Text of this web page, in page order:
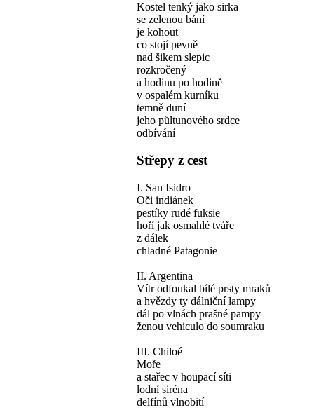
Kostel tenký jako sirka
se zelenou bání
je kohout
co stojí pevně
nad šikem slepic
rozkročený
a hodinu po hodině
v ospalém kurníku
temně duní
jeho půltunového srdce
odbívání
Střepy z cest
I. San Isidro
Oči indiánek
pestíky rudé fuksie
hoří jak osmahlé tváře
z dálek
chladné Patagonie
II. Argentina
Vítr odfoukal bílé prsty mraků
a hvězdy ty dálniční lampy
dál po vlnách prašné pampy
ženou vehiculo do soumraku
III. Chiloé
Moře
a stařec v houpací síti
lodní siréna
delfínů vlnobití